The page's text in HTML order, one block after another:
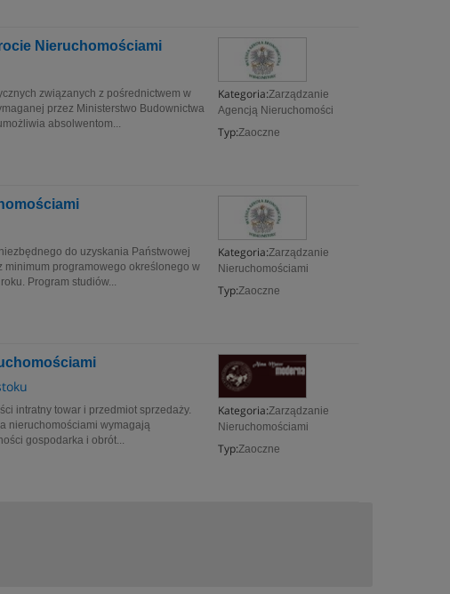
Nieruchomościami
Kategoria:Zarządzanie
Agencją Nieruchomości
Typ:Zaoczne
związanych z pośrednictwem w
przez Ministerstwo Budownictwa
absolwentom...
Kategoria:Zarządzanie
Nieruchomościami
Typ:Zaoczne
do uzyskania Państwowej
minimum programowego określonego w
Program studiów...
Kategoria:Zarządzanie
Nieruchomościami
Typ:Zaoczne
intratny towar i przedmiot sprzedaży.
nieruchomościami wymagają
gospodarka i obrót...